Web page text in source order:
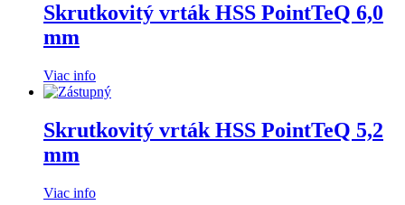
Skrutkovitý vrták HSS PointTeQ 6,0
mm
Viac info
Skrutkovitý vrták HSS PointTeQ 5,2
mm
Viac info